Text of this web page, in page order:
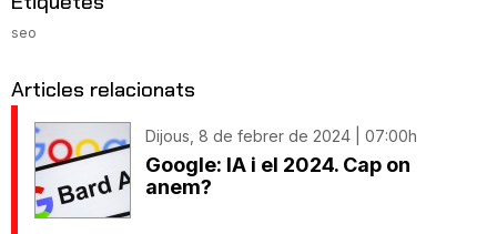
seo
Articles relacionats
Dijous, 8 de febrer de 2024 | 07:00h
Google: IA i el 2024. Cap on
anem?